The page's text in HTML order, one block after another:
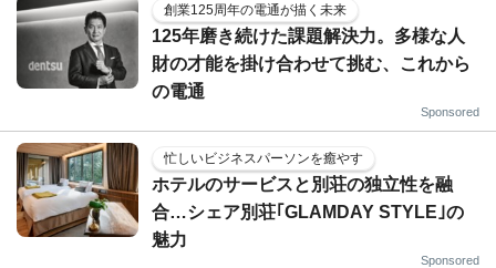
創業125周年の電通が描く未来
125年磨き続けた課題解決力。多様な人
財の才能を掛け合わせて挑む、これから
の電通
Sponsored
忙しいビジネスパーソンを癒やす
ホテルのサービスと別荘の独立性を融
合…シェア別荘｢GLAMDAY STYLE｣の
魅力
Sponsored